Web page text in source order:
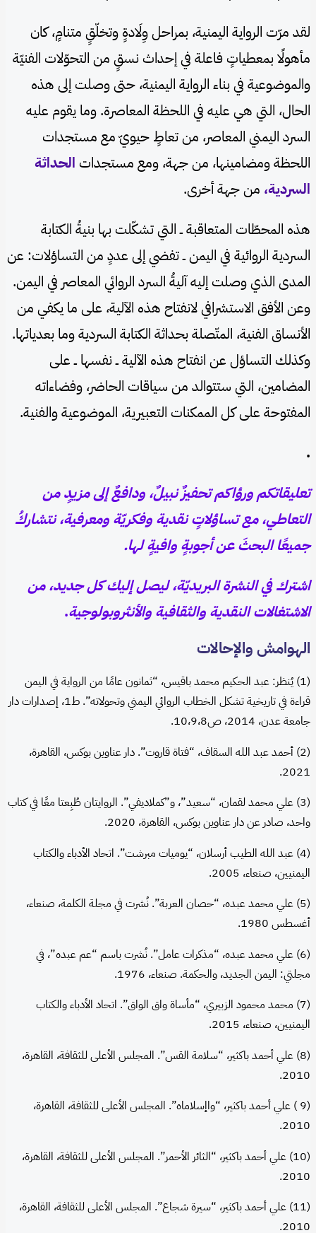
لقد مرّت الرواية اليمنية، بمراحل وِلَادةٍ وتخلّقٍ متنامٍ، كان
مأهولًا بمعطياتٍ فاعلة في إحداث نسقٍ من التحوّلات الفنيّة
والموضوعية في بناء الرواية اليمنية، حتى وصلت إلى هذه
الحال، التي هي عليه في اللحظة المعاصرة. وما يقوم عليه
السرد اليمني المعاصر، من تعاطٍ حيويّ مع مستجدات
اللحظة ومضامينها، من جهة، ومع مستجدات الحداثة
السردية، من جهة أخرى.
هذه المحطّات المتعاقبة ــ التي تشكّلت بها بنيةُ الكتابة
السردية الروائية في اليمن ــ تفضي إلى عددٍ من التساؤلات: عن
المدى الذي وصلت إليه آليةُ السرد الروائي المعاصر في اليمن.
وعن الأفق الاستشرافي لانفتاح هذه الآلية، على ما يكفي من
الأنساق الفنية، المتّصلة بحداثة الكتابة السردية وما بعدياتها.
وكذلك التساؤل عن انفتاح هذه الآلية ــ نفسها ــ على
المضامين، التي ستتوالد من سياقات الحاضر، وفضاءاته
المفتوحة على كل الممكنات التعبيرية، الموضوعية والفنية.
.
تعليقاتكم ورؤاكم تحفيزٌ نبيلٌ، ودافعٌ إلى مزيدٍ من
التعاطي، مع تساؤلاتٍ نقدية وفكريّة ومعرفية، نتشاركُ
جميعًا البحثَ عن أجوبةٍ وافيةٍ لها.
اشترك في النشرة البريديّة، ليصل إليك كل جديد، من
الاشتغالات النقدية والثقافية والأنثروبولوجية.
الهوامش والإحالات
(1) يُنظر: عبد الحكيم محمد باقيس، “ثمانون عامًا من الرواية في اليمن
قراءة في تاريخية تشكل الخطاب الروائي اليمني وتحولاته”. ط1، إصدارات دار
جامعة عدن، 2014، ص10،9،8.
(2) أحمد عبد الله السقاف، “فتاة قاروت”. دار عناوين بوكس، القاهرة،
2021.
(3) علي محمد لقمان، “سعيد”، و”كملاديفي”. الروايتان طُبِعتا معًا في كتاب
واحد، صادر عن دار عناوين بوكس، القاهرة، 2020.
(4) عبد الله الطيب أرسلان، “يوميات مبرشت”. اتحاد الأدباء والكتاب
اليمنيين، صنعاء، 2005.
(5) علي محمد عبده، “حصان العربة”. نُشرت في مجلة الكلمة، صنعاء،
أغسطس 1980.
(6) علي محمد عبده، “مذكرات عامل”. نُشرت باسم “عم عبده”، في
مجلتي: اليمن الجديد، والحكمة. صنعاء، 1976.
(7) محمد محمود الزبيري، “مأساة واق الواق”. اتحاد الأدباء والكتاب
اليمنيين، صنعاء، 2015.
(8) علي أحمد باكثير، “سلامة القس”. المجلس الأعلى للثقافة، القاهرة،
2010.
(9 ) علي أحمد باكثير، “واإسلاماه”. المجلس الأعلى للثقافة، القاهرة،
2010.
(10) علي أحمد باكثير، “الثائر الأحمر”. المجلس الأعلى للثقافة، القاهرة،
2010.
(11) علي أحمد باكثير، “سيرة شجاع”. المجلس الأعلى للثقافة، القاهرة،
2010.